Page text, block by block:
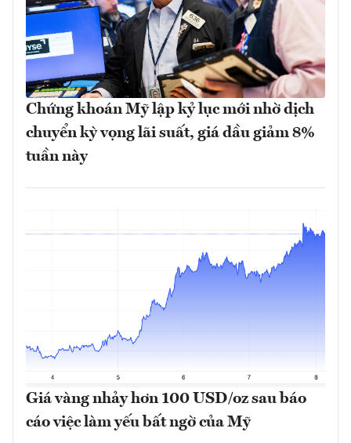
Chứng khoán Mỹ lập kỷ lục mới nhờ dịch
chuyển kỳ vọng lãi suất, giá dầu giảm 8%
tuần này
Giá vàng nhảy hơn 100 USD/oz sau báo
cáo việc làm yếu bất ngờ của Mỹ